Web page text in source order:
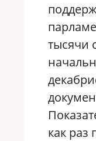
тысячи
как